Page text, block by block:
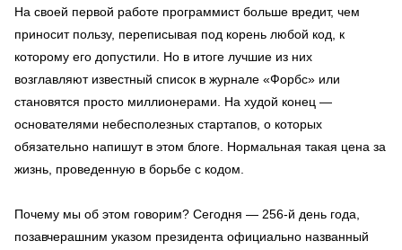
На своей первой работе программист больше вредит, чем
приносит пользу, переписывая под корень любой код, к
которому его допустили. Но в итоге лучшие из них
возглавляют известный список в журнале «Форбс» или
становятся просто миллионерами. На худой конец —
основателями небесполезных стартапов, о которых
обязательно напишут в этом блоге. Нормальная такая цена за
жизнь, проведенную в борьбе с кодом.
Почему мы об этом говорим? Сегодня — 256-й день года,
позавчерашним указом президента официально названный